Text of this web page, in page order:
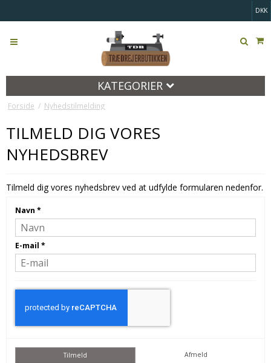
DKK
KATEGORIER
Forside / Nyhedstilmelding
TILMELD DIG VORES
NYHEDSBREV
Tilmeld dig vores nyhedsbrev ved at udfylde formularen nedenfor.
Navn *
E-mail *
Tilmeld Afmeld